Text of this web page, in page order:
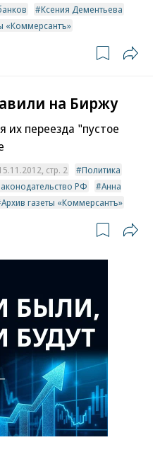
Ксения Дементьева
«Коммерсантъ»
на Биржу
их переезда "пустое
стр. 2
Политика
РФ
Анна
Архив газеты «Коммерсантъ»